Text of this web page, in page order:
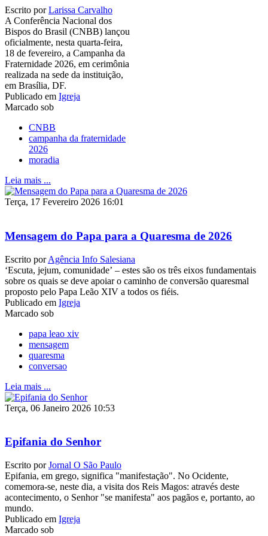
Escrito porLarissa Carvalho
A Conferência Nacional dos
Bispos do Brasil (CNBB) lançou
oficialmente, nesta quarta-feira,
18 de fevereiro, a Campanha da
Fraternidade 2026, em cerimônia
realizada na sede da instituição,
em Brasília, DF.
Publicado em Igreja
Marcado sob
CNBB
campanha da fraternidade
2026
moradia
Leia mais ...
Terça, 17 Fevereiro 2026 16:01
Mensagem do Papa para a Quaresma de 2026
Escrito porAgência Info Salesiana
‘Escuta, jejum, comunidade’ – estes são os três eixos fundamentais
sobre os quais se deve apoiar o caminho de conversão quaresmal
proposto pelo Papa Leão XIV a todos os fiéis.
Publicado em Igreja
Marcado sob
papa leao xiv
mensagem
quaresma
conversao
Leia mais ...
Terça, 06 Janeiro 2026 10:53
Epifania do Senhor
Escrito porJornal O São Paulo
Epifania, em grego, significa "manifestação". No Ocidente,
comemora-se, neste dia, a visita dos Reis Magos: através deste
acontecimento, o Senhor "se manifesta" aos pagãos e, portanto, ao
mundo.
Publicado em Igreja
Marcado sob